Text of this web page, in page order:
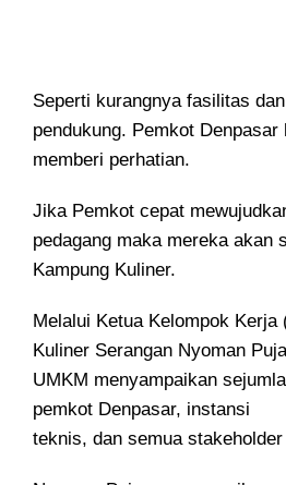
Seperti kurangnya fasilitas
pendukung. Pemkot Denpasar
memberi perhatian.
Jika Pemkot cepat
pedagang maka mereka akan
Kampung Kuliner.
Melalui Ketua Kelompok Kerja
Kuliner Serangan Nyoman
UMKM menyampaikan
pemkot Denpasar, instansi
teknis, dan semua